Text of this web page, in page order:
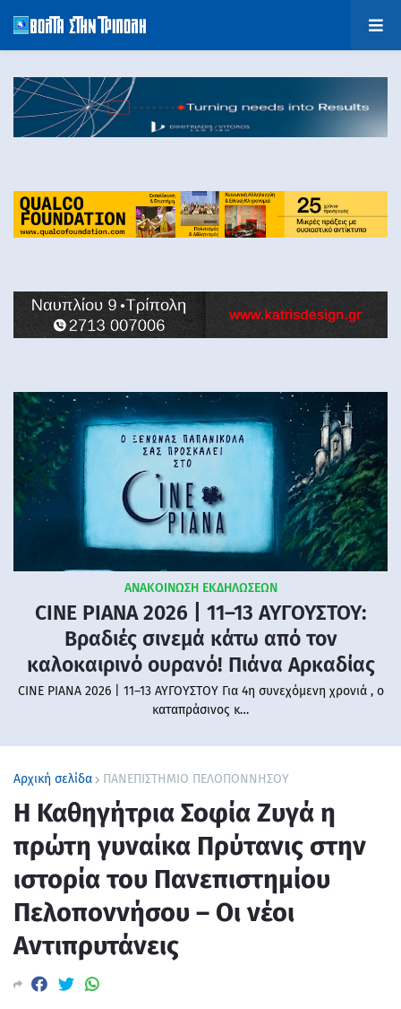
ΑΝΑΚΟΙΝΩΣΗ ΕΚΔΗΛΩΣΕΩΝ
CINE PIANA 2026 | 11–13 ΑΥΓΟΥΣΤΟΥ:
Βραδιές σινεμά κάτω από τον
καλοκαιρινό ουρανό! Πιάνα Αρκαδίας
CINE PIANA 2026 | 11–13 ΑΥΓΟΥΣΤΟΥ Για 4η συνεχόμενη χρονιά , ο
καταπράσινος κ…
Αρχική σελίδα ΠΑΝΕΠΙΣΤΗΜΙΟ ΠΕΛΟΠΟΝΝΗΣΟΥ
Η Καθηγήτρια Σοφία Ζυγά η
πρώτη γυναίκα Πρύτανις στην
ιστορία του Πανεπιστημίου
Πελοποννήσου – Οι νέοι
Αντιπρυτάνεις